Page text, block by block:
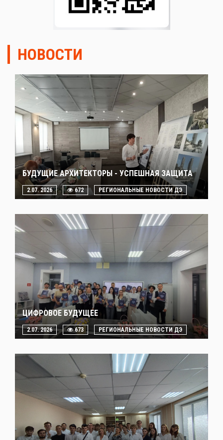
НОВОСТИ
БУДУЩИЕ АРХИТЕКТОРЫ - УСПЕШНАЯ ЗАЩИТА
2.07. 2026 672 РЕГИОНАЛЬНЫЕ НОВОСТИ ДЭ
ЦИФРОВОЕ БУДУЩЕЕ
2.07. 2026 673 РЕГИОНАЛЬНЫЕ НОВОСТИ ДЭ